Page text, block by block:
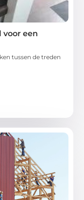
voor een
tussen de treden